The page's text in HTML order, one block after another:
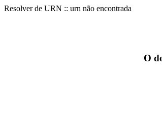
Resolver de URN :: urn não encontrada
O